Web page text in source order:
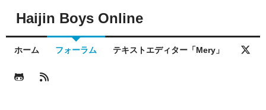
Haijin Boys Online
ホーム フォーラム テキストエディター「Mery」